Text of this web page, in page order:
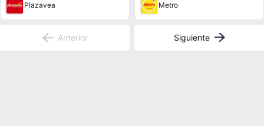
Plazavea Metro
Anterior Siguiente